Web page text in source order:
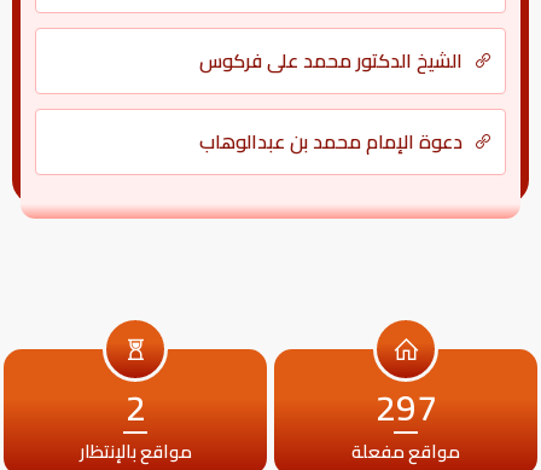
الشيخ الدكتور محمد علي فركوس
دعوة الإمام محمد بن عبدالوهاب
297
مواقع مفعلة
2
مواقع بالإنتظار